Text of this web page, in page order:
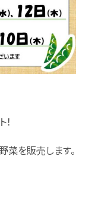
菜を販売します。